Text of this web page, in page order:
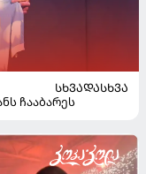
ᲡᲮᲕᲐᲓᲐᲡᲮᲕᲐ
ჩააბარეს